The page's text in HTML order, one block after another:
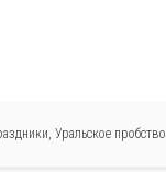
, Уральское пробство